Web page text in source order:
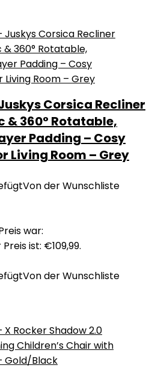
Corsica Recliner
& 360° Rotatable,
Padding – Cosy
Living Room – Grey
Von der Wunschliste
war:
ist: €109,99.
Von der Wunschliste